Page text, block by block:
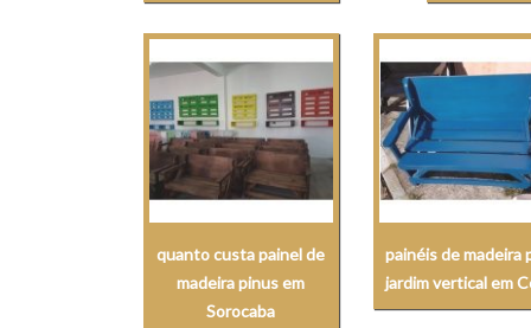
quanto custa painel de
madeira pinus em
Sorocaba
painéis de madeira
jardim vertical em